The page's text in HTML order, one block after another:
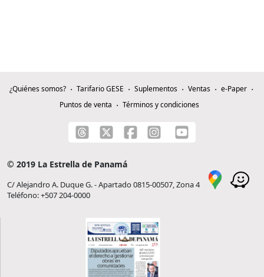
¿Quiénes somos? Tarifario GESE Suplementos Ventas
e-Paper
Puntos de venta
Términos y condiciones
© 2019 La Estrella de Panamá
C/ Alejandro A. Duque G. - Apartado 0815-00507, Zona 4
Teléfono: +507 204-0000